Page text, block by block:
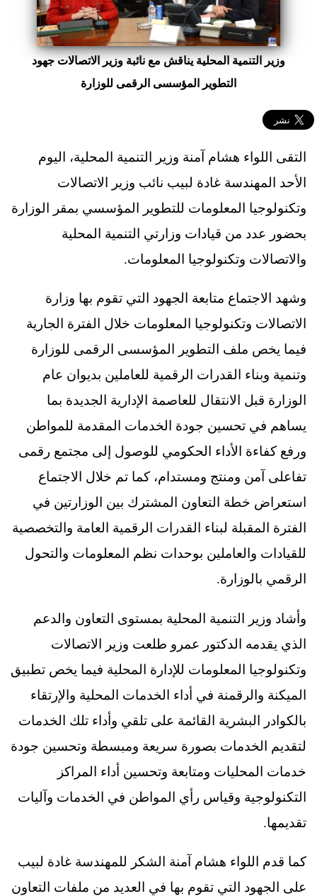
وزير التنمية المحلية يناقش مع نائبة وزير الاتصالات جهود
التطوير المؤسسى الرقمى للوزارة
التقى اللواء هشام آمنة وزير التنمية المحلية، اليوم
الأحد المهندسة غادة لبيب نائب وزير الاتصالات
وتكنولوجيا المعلومات للتطوير المؤسسي بمقر الوزارة
بحضور عدد من قيادات وزارتي التنمية المحلية
والاتصالات وتكنولوجيا المعلومات.
وشهد الاجتماع متابعة الجهود التي تقوم بها وزارة
الاتصالات وتكنولوجيا المعلومات خلال الفترة الجارية
فيما يخص ملف التطوير المؤسسى الرقمى للوزارة
وتنمية وبناء القدرات الرقمية للعاملين بديوان عام
الوزارة قبل الانتقال للعاصمة الإدارية الجديدة بما
يساهم في تحسين جودة الخدمات المقدمة للمواطن
ورفع كفاءة الأداء الحكومي للوصول إلى مجتمع رقمى
تفاعلى آمن ومنتج ومستدام، كما تم خلال الاجتماع
استعراض خطة التعاون المشترك بين الوزارتين في
الفترة المقبلة لبناء القدرات الرقمية العامة والتخصصية
للقيادات والعاملين بوحدات نظم المعلومات والتحول
الرقمي بالوزارة.
وأشاد وزير التنمية المحلية بمستوى التعاون والدعم
الذي يقدمه الدكتور عمرو طلعت وزير الاتصالات
وتكنولوجيا المعلومات للإدارة المحلية فيما يخص تطبيق
الميكنة والرقمنة في أداء الخدمات المحلية والإرتقاء
بالكوادر البشرية القائمة على تلقي وأداء تلك الخدمات
لتقديم الخدمات بصورة سريعة ومبسطة وتحسين جودة
خدمات المحليات ومتابعة وتحسين أداء المراكز
التكنولوجية وقياس رأي المواطن في الخدمات وآليات
تقديمها.
كما قدم اللواء هشام آمنة الشكر للمهندسة غادة لبيب
على الجهود التي تقوم بها في العديد من ملفات التعاون